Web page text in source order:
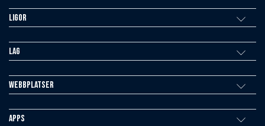
Ligor
Lag
Webbplatser
Apps